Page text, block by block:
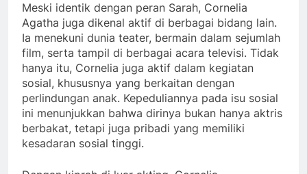
Meski identik dengan peran Sarah, Cornelia
Agatha juga dikenal aktif di berbagai bidang lain.
Ia menekuni dunia teater, bermain dalam sejumlah
film, serta tampil di berbagai acara televisi. Tidak
hanya itu, Cornelia juga aktif dalam kegiatan
sosial, khususnya yang berkaitan dengan
perlindungan anak. Kepeduliannya pada isu sosial
ini menunjukkan bahwa dirinya bukan hanya aktris
berbakat, tetapi juga pribadi yang memiliki
kesadaran sosial tinggi.